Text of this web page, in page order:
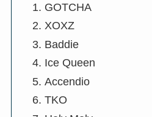
GOTCHA
XOXZ
Baddie
Ice Queen
Accendio
TKO